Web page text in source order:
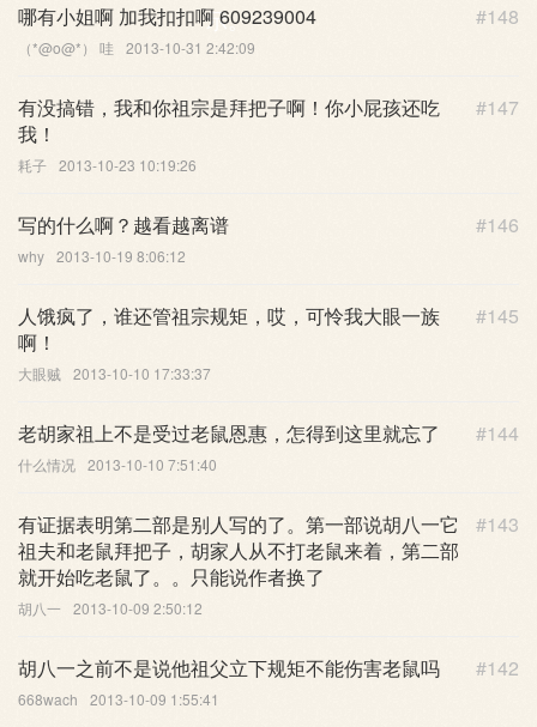
示。 #148
哪有小姐啊 加我扣扣啊 609239004
（*@ο@*） 哇 2013-10-31 2:42:09
#147
有没搞错，我和你祖宗是拜把子啊！你小屁孩还吃
我！
耗子 2013-10-23 10:19:26
#146
写的什么啊？越看越离谱
why 2013-10-19 8:06:12
#145
人饿疯了，谁还管祖宗规矩，哎，可怜我大眼一族
啊！
大眼贼 2013-10-10 17:33:37
#144
老胡家祖上不是受过老鼠恩惠，怎得到这里就忘了
什么情况 2013-10-10 7:51:40
#143
有证据表明第二部是别人写的了。第一部说胡八一它
祖夫和老鼠拜把子，胡家人从不打老鼠来着，第二部
就开始吃老鼠了。。只能说作者换了
胡八一 2013-10-09 2:50:12
#142
胡八一之前不是说他祖父立下规矩不能伤害老鼠吗
668wach 2013-10-09 1:55:41